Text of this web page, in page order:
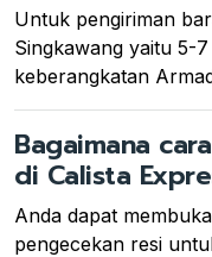
Untuk pengiriman
Singkawang yaitu 5-
keberangkatan
Bagaimana
di Calista
Anda dapat
pengecekan resi